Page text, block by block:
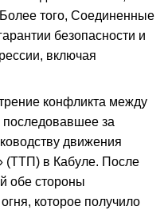
того, Соединенные
безопасности и
включая
конфликта между
за
движения
(ТТП) в Кабуле. После
обе стороны
которое получило